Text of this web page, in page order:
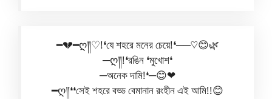
━💔━ღ༎♡︎!❛যে শহরে মনের চেয়ে!❛──♡︎😊🌿
─ღ༎!❛রঙিন ❛মুখোশ❛
─অনেক দামি!❛─😊❤
━ღ༎❛❛সেই শহরে বড্ড বেমানান রংহীন এই আমি!!😊